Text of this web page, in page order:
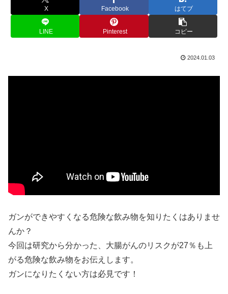
X Facebook はてブ
LINE Pinterest コピー
2024.01.03
ガンができやすくなる危険な飲み物を知りたくはありませ
んか？
今回は研究から分かった、大腸がんのリスクが27％も上
がる危険な飲み物をお伝えします。
ガンになりたくない方は必見です！